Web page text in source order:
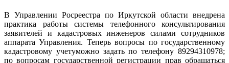
В Управлении Росреестра по Иркутской области внедрена
практика работы системы телефонного консультирования
заявителей и кадастровых инженеров силами сотрудников
аппарата Управления. Теперь вопросы по государственному
кадастровому учетуможно задать по телефону 89294310978;
по вопросам государственной регистрации прав обращаться